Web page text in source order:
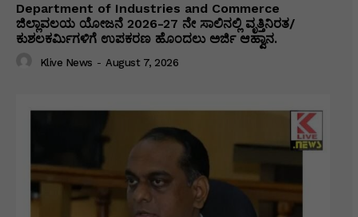
Department of Industries and Commerce
ಜಿಲ್ಲಾವಲಯ ಯೋಜನೆ 2026-27 ನೇ ಸಾಲಿನಲ್ಲಿ ವೃತ್ತಿನಿರತ/
ಕುಶಲಕರ್ಮಿಗಳಿಗೆ ಉಪಕರಣ ಹೊಂದಲು ಅರ್ಜಿ ಆಹ್ವಾನ.
Klive News - August 7, 2026